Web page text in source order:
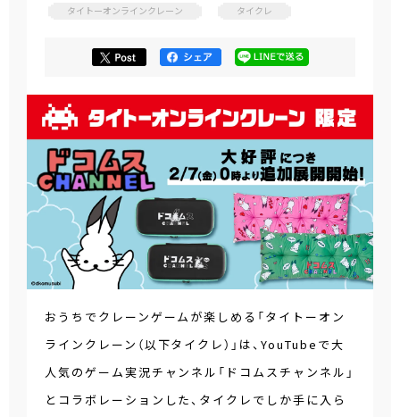
タイトーオンラインクレーン タイクレ
おうちでクレーンゲームが楽しめる「タイトーオン
ラインクレーン（以下タイクレ）」は、YouTubeで大
人気のゲーム実況チャンネル「ドコムスチャンネル」
とコラボレーションした、タイクレでしか手に入ら